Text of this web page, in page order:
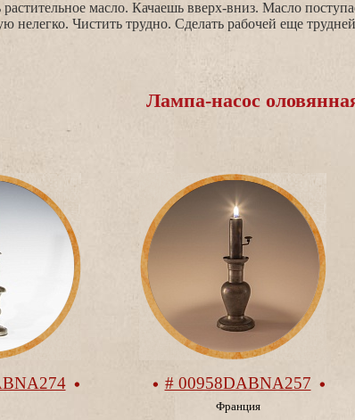
нелегко. Чистить трудно. Сделать рабочей еще
Лампа-насос
# 00958DABNA257
Франция